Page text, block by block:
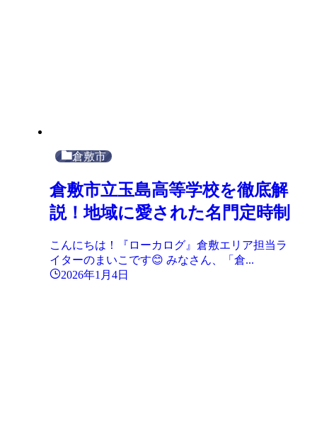
倉敷市
倉敷市立玉島高等学校を徹底解
説！地域に愛された名門定時制
こんにちは！『ローカログ』倉敷エリア担当ラ
イターのまいこです😊 みなさん、「倉...
2026年1月4日